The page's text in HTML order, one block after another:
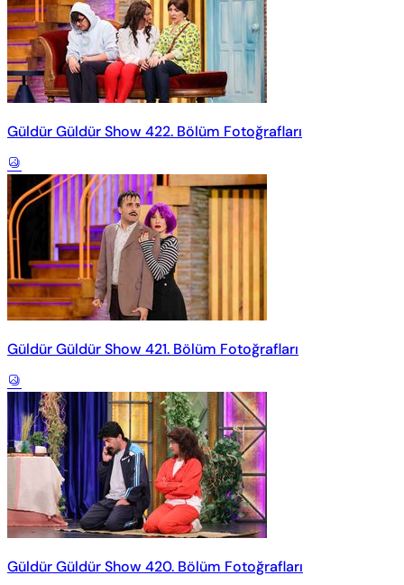
Güldür Güldür Show 422. Bölüm Fotoğrafları
Güldür Güldür Show 421. Bölüm Fotoğrafları
Güldür Güldür Show 420. Bölüm Fotoğrafları